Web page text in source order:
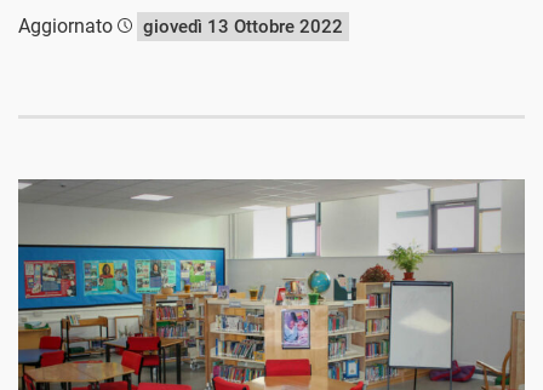
Aggiornato
giovedì 13 Ottobre 2022